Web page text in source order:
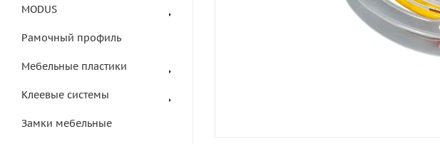
MODUS
Рамочный профиль
Мебельные пластики
Клеевые системы
Замки мебельные